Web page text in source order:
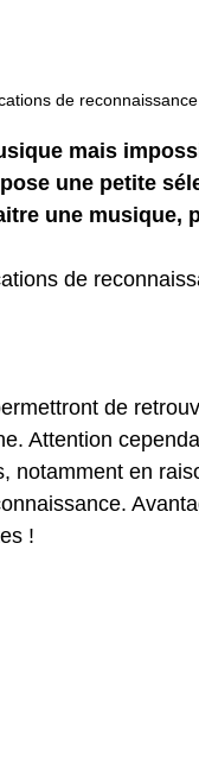
de
mais
une petite
une musique,
de
de
Attention
notamment en
!